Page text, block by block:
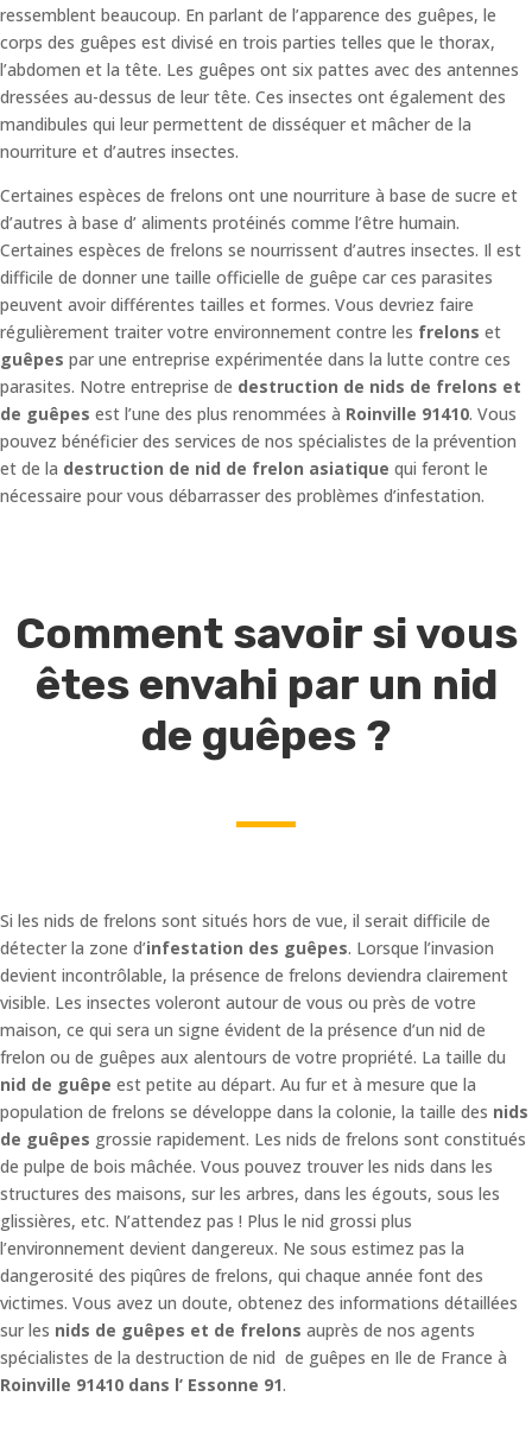
ressemblent beaucoup. En parlant de l’apparence des guêpes, le
corps des guêpes est divisé en trois parties telles que le thorax,
l’abdomen et la tête. Les guêpes ont six pattes avec des antennes
dressées au-dessus de leur tête. Ces insectes ont également des
mandibules qui leur permettent de disséquer et mâcher de la
nourriture et d’autres insectes.
Certaines espèces de frelons ont une nourriture à base de sucre et
d’autres à base d’ aliments protéinés comme l’être humain.
Certaines espèces de frelons se nourrissent d’autres insectes. Il est
difficile de donner une taille officielle de guêpe car ces parasites
peuvent avoir différentes tailles et formes. Vous devriez faire
régulièrement traiter votre environnement contre les frelons et
guêpes par une entreprise expérimentée dans la lutte contre ces
parasites. Notre entreprise de destruction de nids de frelons et
de guêpes est l’une des plus renommées à Roinville 91410. Vous
pouvez bénéficier des services de nos spécialistes de la prévention
et de la destruction de nid de frelon asiatique qui feront le
nécessaire pour vous débarrasser des problèmes d’infestation.
Comment savoir si vous
êtes envahi par un nid
de guêpes ?
Si les nids de frelons sont situés hors de vue, il serait difficile de
détecter la zone d’infestation des guêpes. Lorsque l’invasion
devient incontrôlable, la présence de frelons deviendra clairement
visible. Les insectes voleront autour de vous ou près de votre
maison, ce qui sera un signe évident de la présence d’un nid de
frelon ou de guêpes aux alentours de votre propriété. La taille du
nid de guêpe est petite au départ. Au fur et à mesure que la
population de frelons se développe dans la colonie, la taille des nids
de guêpes grossie rapidement. Les nids de frelons sont constitués
de pulpe de bois mâchée. Vous pouvez trouver les nids dans les
structures des maisons, sur les arbres, dans les égouts, sous les
glissières, etc. N’attendez pas ! Plus le nid grossi plus
l’environnement devient dangereux. Ne sous estimez pas la
dangerosité des piqûres de frelons, qui chaque année font des
victimes. Vous avez un doute, obtenez des informations détaillées
sur les nids de guêpes et de frelons auprès de nos agents
spécialistes de la destruction de nid de guêpes en Ile de France à
Roinville 91410 dans l’ Essonne 91.